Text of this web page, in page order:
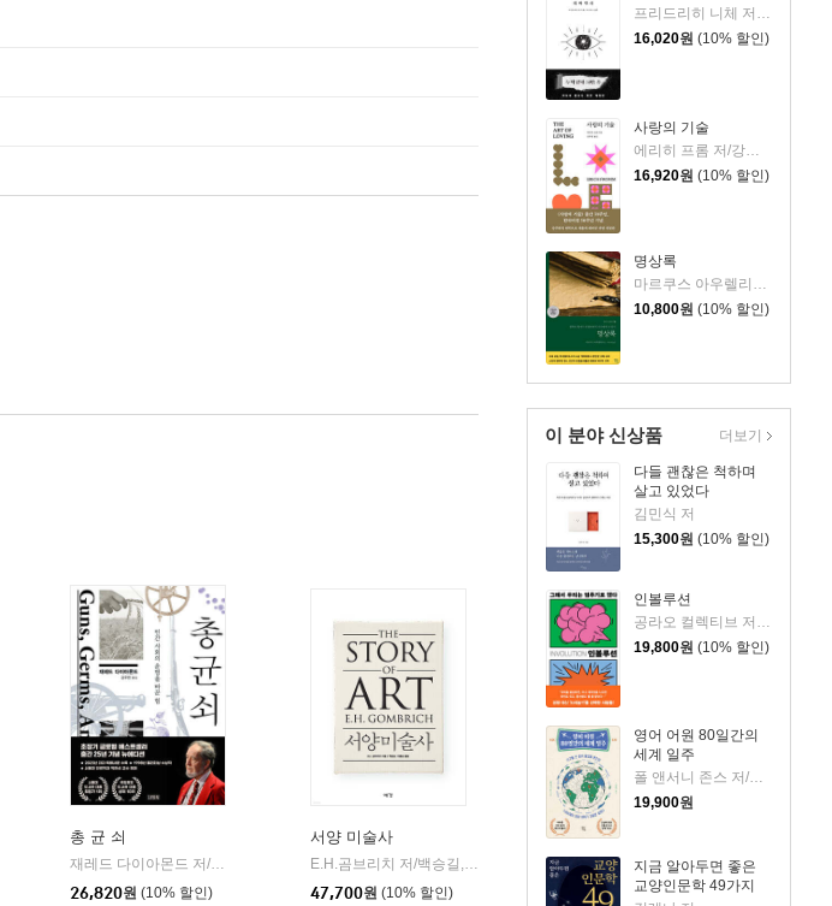
16,020원 (10% 할인)
사랑의 기술
에리히 프롬 저/강주헌 역
16,920원 (10% 할인)
명상록
10,800원 (10% 할인)
이 분야 신상품
다들 괜찮은 척하며
살고 있었다
김민식 저
15,300원 (10% 할인)
인볼루션
공라오 컬렉티브 저/홍명교 역
19,800원 (10% 할인)
영어 어원 80일간의
세계 일주
19,900원
지금 알아두면 좋은
교양인문학 49가지
더보기
을유문화사
총 균 쇠
재레드 다이아몬드 저/강주헌 역
김영사
26,820원 (10% 할인)
서양 미술사
E.H.곰브리치 저/백승길,이종승 공역
예경
47,700원 (10% 할인)